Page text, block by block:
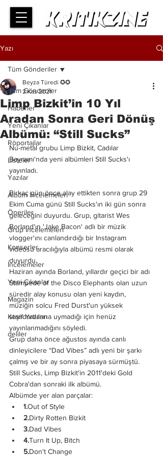
Yazı
Tüm Gönderiler
Haberler
Yeni Çıkanlar
Röportajlar
Listeler
Yazılar
Albüm İncelemeleri
Öneriler
Grup İncelemeleri
Konserler
İncelemeler
Yeni Çıkanlar
Magazin
Keşif Yazıları
deliler
Tüm Gönderiler
Limp Bizkit’in 10 Yıl
Aradan Sonra Geri Dönüş
Albümü: “Still Sucks”
Beyza Türedi ✪✪
2 Kas 2021
Nu-metal grubu Limp Bizkit, Cadılar
Bayramı'nda yeni albümleri Still Sucks'ı
yayınladı.
Birkaç gün önce alay ettikten sonra grup 29
Ekim Cuma günü Still Sucks'ın iki gün sonra
geleceğini duyurdu. Grup, gitarist Wes
Borland'ın 'Jake Bacon' adlı bir müzik
vlogger'ını canlandırdığı bir Instagram
videosu aracılığıyla albümü resmi olarak
duyurdu.
Haziran ayında Borland, yıllardır geçici bir adı
Stampede of the Disco Elephants olan uzun
süredir alay konusu olan yeni kaydın,
müziğin solcu Fred Durst'un yüksek
standartlarına uymadığı için henüz
yayınlanmadığını söyledi.
Grup daha önce ağustos ayında canlı
dinleyicilere “Dad Vibes” adlı yeni bir şarkı
çalmış ve bir ay sonra piyasaya sürmüştü.
Still Sucks, Limp Bizkit'in 2011'deki Gold
Cobra'dan sonraki ilk albümü.
Albümde yer alan parçalar:
1.Out of Style
2.Dirty Rotten Bizkit
3.Dad Vibes
4.Turn It Up, Bitch
5.Don't Change